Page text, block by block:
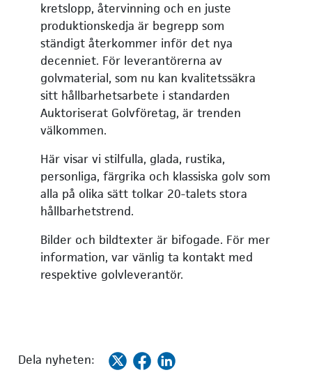
kretslopp, återvinning och en juste
produktionskedja är begrepp som
ständigt återkommer inför det nya
decenniet. För leverantörerna av
golvmaterial, som nu kan kvalitetssäkra
sitt hållbarhetsarbete i standarden
Auktoriserat Golvföretag, är trenden
välkommen.
Här visar vi stilfulla, glada, rustika,
personliga, färgrika och klassiska golv som
alla på olika sätt tolkar 20-talets stora
hållbarhetstrend.
Bilder och bildtexter är bifogade. För mer
information, var vänlig ta kontakt med
respektive golvleverantör.
Dela nyheten: